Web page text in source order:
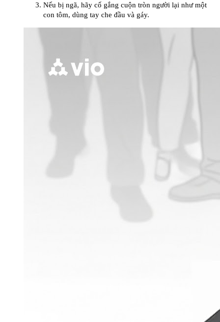
Nếu bị ngã, hãy cố gắng cuộn tròn người lại như một
con tôm, dùng tay che đầu và gáy.